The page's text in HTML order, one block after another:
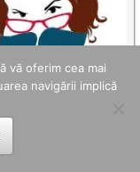
vă oferim cea mai
navigării implică